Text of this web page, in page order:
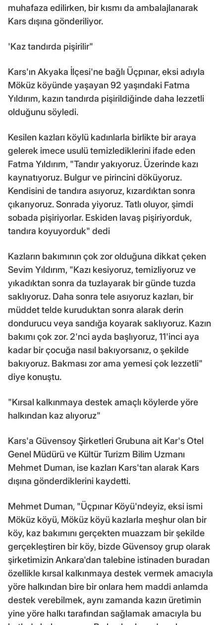
muhafaza edilirken, bir kısmı da ambalajlanarak
Kars dışına gönderiliyor.
'Kaz tandırda pişirilir"
Kars'ın Akyaka İlçesi'ne bağlı Üçpınar, eksi adıyla
Möküz köyünde yaşayan 92 yaşındaki Fatma
Yıldırım, kazın tandırda pişirildiğinde daha lezzetli
olduğunu söyledi.
Kesilen kazları köylü kadınlarla birlikte bir araya
gelerek imece usulü temizlediklerini ifade eden
Fatma Yıldırım, "Tandır yakıyoruz. Üzerinde kazı
kaynatıyoruz. Bulgur ve pirincini döküyoruz.
Kendisini de tandıra asıyoruz, kızardıktan sonra
çıkarıyoruz. Sonrada yiyoruz. Tatlı oluyor, şimdi
sobada pişiriyorlar. Eskiden lavaş pişiriyorduk,
tandıra koyuyorduk" dedi
Kazların bakımının çok zor olduğuna dikkat çeken
Sevim Yıldırım, "Kazı kesiyoruz, temizliyoruz ve
yıkadıktan sonra da tuzlayarak bir günde tuzda
saklıyoruz. Daha sonra tele asıyoruz kazları, bir
müddet telde kuruduktan sonra alarak derin
dondurucu veya sandığa koyarak saklıyoruz. Kazın
bakımı çok zor. 2'nci ayda başlıyoruz, 11'inci aya
kadar bir çocuğa nasıl bakıyorsanız, o şekilde
bakıyoruz. Bakması zor ama yemesi çok lezzetli"
diye konuştu.
"Kırsal kalkınmaya destek amaçlı köylerde yöre
halkından kaz alıyoruz"
Kars'a Güvensoy Şirketleri Grubuna ait Kar's Otel
Genel Müdürü ve Kültür Turizm Bilim Uzmanı
Mehmet Duman, ise kazları Kars'tan alarak Kars
dışına gönderdiklerini kaydetti.
Mehmet Duman, "Üçpınar Köyü'ndeyiz, eksi ismi
Möküz köyü, Möküz köyü kazlarla meşhur olan bir
köy, kaz bakımını gerçekten muazzam bir şekilde
gerçekleştiren bir köy, bizde Güvensoy grup olarak
şirketimizin Ankara'dan talebine istinaden buradan
özellikle kırsal kalkınmaya destek vermek amacıyla
yöre halkından bire bir onlara hem maddi anlamda
destek verebilmek, aynı zamanda kazın üretimin
yine yöre halkı tarafından sağlamak amacıyla bu